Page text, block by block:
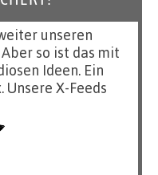
unseren
so ist das mit
Ideen. Ein
Unsere X-Feeds